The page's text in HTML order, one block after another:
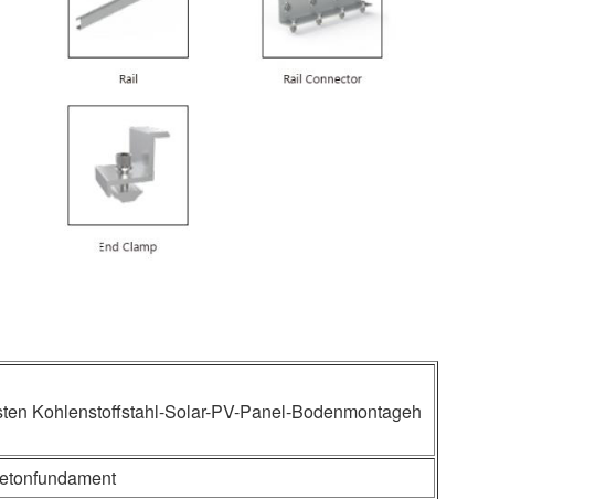
Kohlenstoffstahl-Solar-PV-Panel-Bodenmontageh